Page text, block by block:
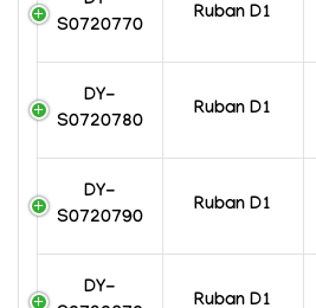
S0720770
Ruban D1
DY-
S0720780
Ruban D1
DY-
S0720790
Ruban D1
DY-
Ruban D1